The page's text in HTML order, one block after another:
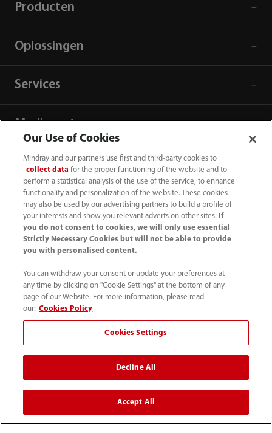
Producten
Oplossingen
Services
Mediacenter
Vacatures
Over ons
Contactgegevens
(31-33) 254 4911
info.nl@mindray.com
Our Use of Cookies
Mindray and our partners use first and third-party cookies to
collect data for the proper functioning of the website and to
perform a statistical analysis of the use of the service, to enhance
functionality and personalization of the website. These cookies
may also be used by our advertising partners to build a profile of
your interests and show you relevant adverts on other sites.
If
you do not consent to cookies, we will only use essential
Strictly Necessary Cookies but will not be able to provide
you with personalised content.
You can withdraw your consent or update your preferences at
any time by clicking on "Cookie Settings" at the bottom of any
page of our Website. For more information, please read
our: Cookies Policy
Cookies Settings
Decline All
Accept All